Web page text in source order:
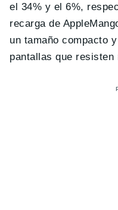
el 34% y el 6%,
recarga de
un tamaño compacto
pantallas que